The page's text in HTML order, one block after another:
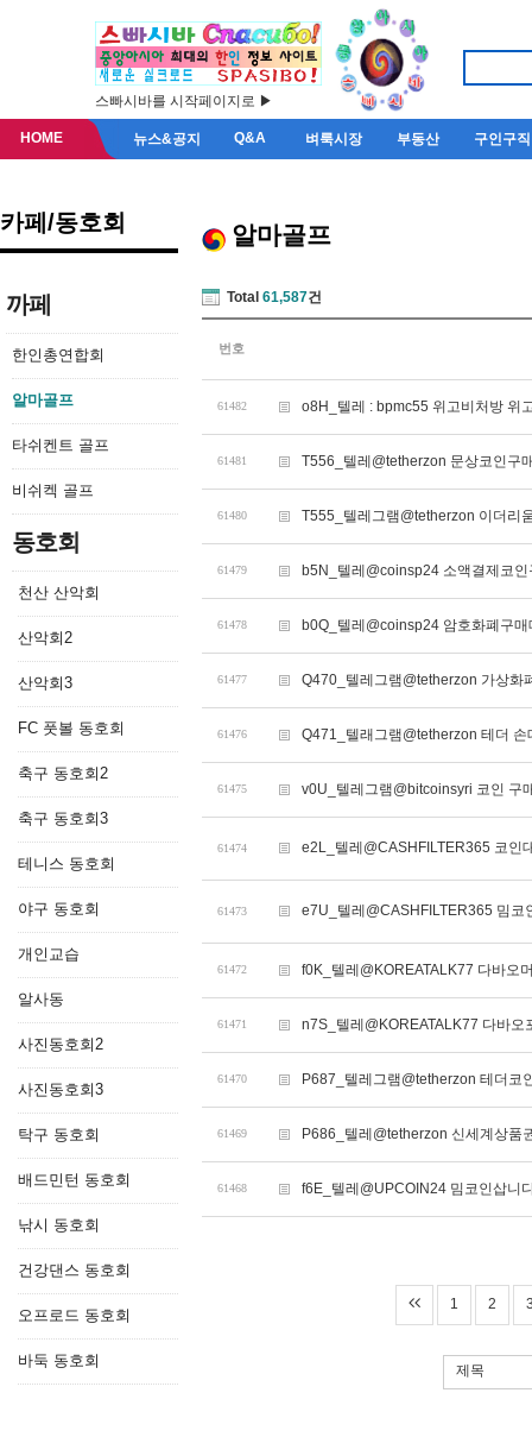
스빠시바를 시작페이지로 ▶
HOME 뉴스&공지 Q&A 벼룩시장 부동산 구인구직
카페/동호회
까페
한인총연합회
알마골프
타쉬켄트 골프
비쉬켁 골프
동호회
천산 산악회
산악회2
산악회3
FC 풋볼 동호회
축구 동호회2
축구 동호회3
테니스 동호회
야구 동호회
개인교습
알사동
사진동호회2
사진동호회3
탁구 동호회
배드민턴 동호회
낚시 동호회
건강댄스 동호회
오프로드 동호회
바둑 동호회
알마골프
Total 61,587건
번호
61482 o8H_텔레 : bpmc55 위고비처방 위
61481 T556_텔레@tetherzon 문상코인구
61480 T555_텔레그램@tetherzon 이더리
61479 b5N_텔레@coinsp24 소액결제코
61478 b0Q_텔레@coinsp24 암호화폐구
61477 Q470_텔레그램@tetherzon 가상화
61476 Q471_텔래그램@tetherzon 테더 손
61475 v0U_텔레그램@bitcoinsyri 코인 구
61474 e2L_텔레@CASHFILTER365 코인
61473 e7U_텔레@CASHFILTER365 밈코
61472 f0K_텔레@KOREATALK77 다바오
61471 n7S_텔레@KOREATALK77 다바오
61470 P687_텔레그램@tetherzon 테더코
61469 P686_텔레@tetherzon 신세계상품
61468 f6E_텔레@UPCOIN24 밈코인삽니
1 2
제목